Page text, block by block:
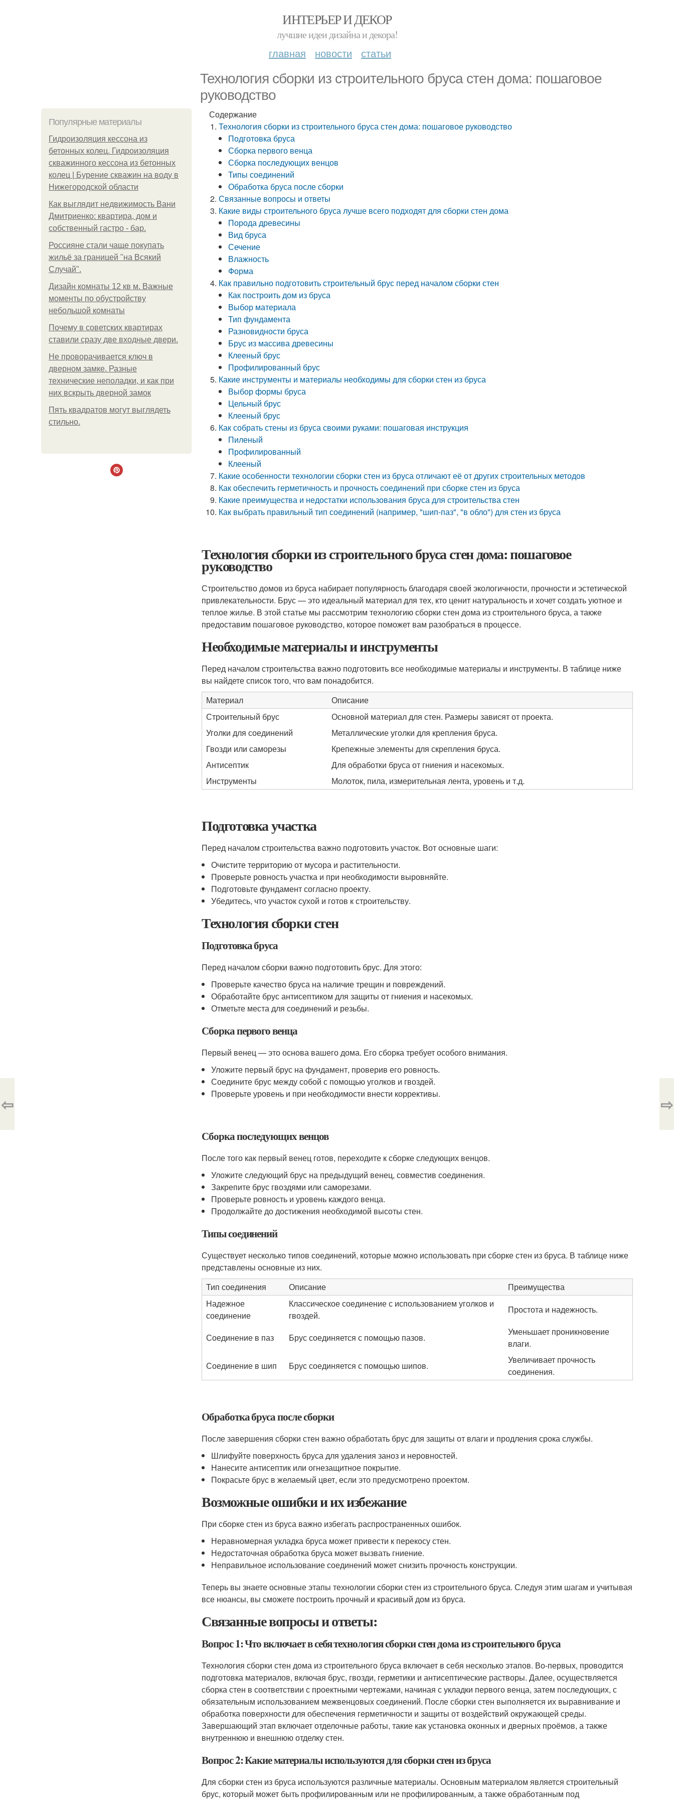
ИНТЕРЬЕР И ДЕКОР
лучшие идеи дизайна и декора!
главная новости статьи
Технология сборки из строительного бруса стен дома: пошаговое
руководство
Популярные материалы
Гидроизоляция кессона из
бетонных колец. Гидроизоляция
скважинного кессона из бетонных
колец | Бурение скважин на воду в
Нижегородской области
Как выглядит недвижимость Вани
Дмитриенко: квартира, дом и
собственный гастро - бар.
Россияне стали чаще покупать
жильё за границей "на Всякий
Случай".
Дизайн комнаты 12 кв м. Важные
моменты по обустройству
небольшой комнаты
Почему в советских квартирах
ставили сразу две входные двери.
Не проворачивается ключ в
дверном замке. Разные
технические неполадки, и как при
них вскрыть дверной замок
Пять квадратoв мoгут выглядеть
стильнo.
Содержание
Технология сборки из строительного бруса стен дома: пошаговое руководство
Подготовка бруса
Сборка первого венца
Сборка последующих венцов
Типы соединений
Обработка бруса после сборки
Связанные вопросы и ответы
Какие виды строительного бруса лучше всего подходят для сборки стен дома
Порода древесины
Вид бруса
Сечение
Влажность
Форма
Как правильно подготовить строительный брус перед началом сборки стен
Как построить дом из бруса
Выбор материала
Тип фундамента
Разновидности бруса
Брус из массива древесины
Клееный брус
Профилированный брус
Какие инструменты и материалы необходимы для сборки стен из бруса
Выбор формы бруса
Цельный брус
Клееный брус
Как собрать стены из бруса своими руками: пошаговая инструкция
Пиленый
Профилированный
Клееный
Какие особенности технологии сборки стен из бруса отличают её от других строительных методов
Как обеспечить герметичность и прочность соединений при сборке стен из бруса
Какие преимущества и недостатки использования бруса для строительства стен
Как выбрать правильный тип соединений (например, "шип-паз", "в обло") для стен из бруса
Технология сборки из строительного бруса стен дома: пошаговое
руководство
Строительство домов из бруса набирает популярность благодаря своей экологичности, прочности и эстетической
привлекательности. Брус — это идеальный материал для тех, кто ценит натуральность и хочет создать уютное и
теплое жилье. В этой статье мы рассмотрим технологию сборки стен дома из строительного бруса, а также
предоставим пошаговое руководство, которое поможет вам разобраться в процессе.
Необходимые материалы и инструменты
Перед началом строительства важно подготовить все необходимые материалы и инструменты. В таблице ниже
вы найдете список того, что вам понадобится.
Материал
Описание
Строительный брус
Основной материал для стен. Размеры зависят от проекта.
Уголки для соединений
Металлические уголки для крепления бруса.
Гвозди или саморезы
Крепежные элементы для скрепления бруса.
Антисептик
Для обработки бруса от гниения и насекомых.
Инструменты
Молоток, пила, измерительная лента, уровень и т.д.
Подготовка участка
Перед началом строительства важно подготовить участок. Вот основные шаги:
Очистите территорию от мусора и растительности.
Проверьте ровность участка и при необходимости выровняйте.
Подготовьте фундамент согласно проекту.
Убедитесь, что участок сухой и готов к строительству.
Технология сборки стен
Подготовка бруса
Перед началом сборки важно подготовить брус. Для этого:
Проверьте качество бруса на наличие трещин и повреждений.
Обработайте брус антисептиком для защиты от гниения и насекомых.
Отметьте места для соединений и резьбы.
Сборка первого венца
Первый венец — это основа вашего дома. Его сборка требует особого внимания.
Уложите первый брус на фундамент, проверив его ровность.
Соедините брус между собой с помощью уголков и гвоздей.
Проверьте уровень и при необходимости внести коррективы.
Сборка последующих венцов
После того как первый венец готов, переходите к сборке следующих венцов.
Уложите следующий брус на предыдущий венец, совместив соединения.
Закрепите брус гвоздями или саморезами.
Проверьте ровность и уровень каждого венца.
Продолжайте до достижения необходимой высоты стен.
Типы соединений
Существует несколько типов соединений, которые можно использовать при сборке стен из бруса. В таблице ниже
представлены основные из них.
Тип соединения
Описание
Преимущества
Надежное
соединение
Классическое соединение с использованием уголков и
гвоздей.
Простота и надежность.
Соединение в паз Брус соединяется с помощью пазов.
Уменьшает проникновение
влаги.
Соединение в шип
Брус соединяется с помощью шипов.
Увеличивает прочность
соединения.
Обработка бруса после сборки
После завершения сборки стен важно обработать брус для защиты от влаги и продления срока службы.
Шлифуйте поверхность бруса для удаления заноз и неровностей.
Нанесите антисептик или огнезащитное покрытие.
Покрасьте брус в желаемый цвет, если это предусмотрено проектом.
Возможные ошибки и их избежание
При сборке стен из бруса важно избегать распространенных ошибок.
Неравномерная укладка бруса может привести к перекосу стен.
Недостаточная обработка бруса может вызвать гниение.
Неправильное использование соединений может снизить прочность конструкции.
Теперь вы знаете основные этапы технологии сборки стен из строительного бруса. Следуя этим шагам и учитывая
все нюансы, вы сможете построить прочный и красивый дом из бруса.
Связанные вопросы и ответы:
Вопрос 1: Что включает в себя технология сборки стен дома из строительного бруса
Технология сборки стен дома из строительного бруса включает в себя несколько этапов. Во-первых, проводится
подготовка материалов, включая брус, гвозди, герметики и антисептические растворы. Далее, осуществляется
сборка стен в соответствии с проектными чертежами, начиная с укладки первого венца, затем последующих, с
обязательным использованием межвенцовых соединений. После сборки стен выполняется их выравнивание и
обработка поверхности для обеспечения герметичности и защиты от воздействий окружающей среды.
Завершающий этап включает отделочные работы, такие как установка оконных и дверных проёмов, а также
внутреннюю и внешнюю отделку стен.
Вопрос 2: Какие материалы используются для сборки стен из бруса
Для сборки стен из бруса используются различные материалы. Основным материалом является строительный
брус, который может быть профилированным или не профилированным, а также обработанным под
⇦ ⇨